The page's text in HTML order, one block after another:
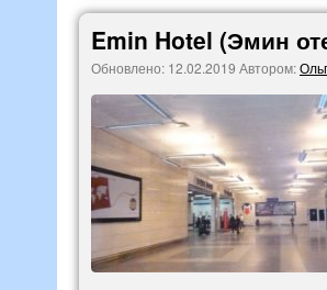
Emin Hotel (Эмин
Обновлено: 12.02.2019 Автором: